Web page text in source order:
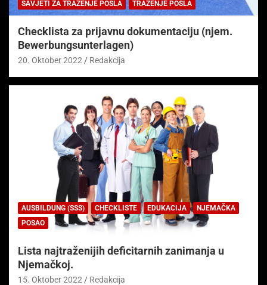
SAVJETI ZA TRAŽENJE POSLA
TRAŽENJE POSLA
Checklista za prijavnu dokumentaciju (njem.
Bewerbungsunterlagen)
20. Oktober 2022 Redakcija
AUSBILDUNG (SSS) CHECKLISTE EDUKACIJA
NJEMAČKA
POSAO
Lista najtraženijih deficitarnih zanimanja u
Njemačkoj.
15. Oktober 2022 Redakcija